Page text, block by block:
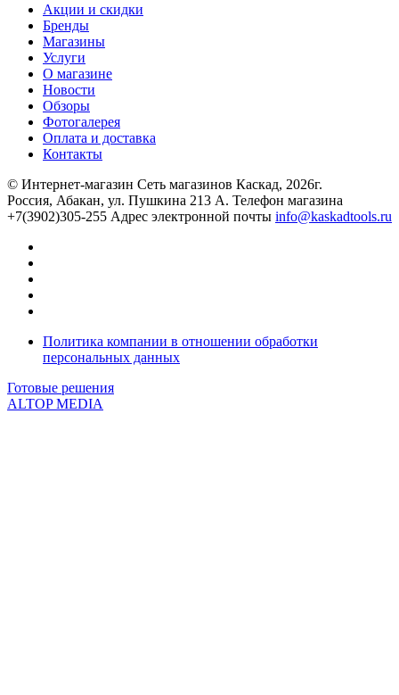
Акции и скидки
Бренды
Магазины
Услуги
О магазине
Новости
Обзоры
Фотогалерея
Оплата и доставка
Контакты
© Интернет-магазин Сеть магазинов Каскад, 2026г.
Россия, Абакан, ул. Пушкина 213 А. Телефон магазина
+7(3902)305-255 Адрес электронной почты info@kaskadtools.ru
Политика компании в отношении обработки
персональных данных
Готовые решения
ALTOP MEDIA